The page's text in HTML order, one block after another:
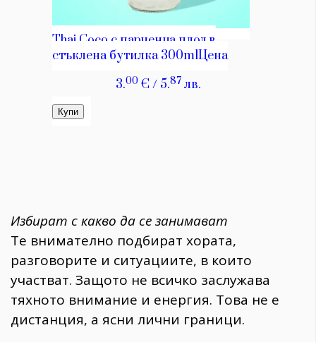
Избират с какво да се занимават
Те внимателно подбират хората,
разговорите и ситуациите, в които
участват. Защото не всичко заслужава
тяхното внимание и енергия. Това не е
дистанция, а ясни лични граници.